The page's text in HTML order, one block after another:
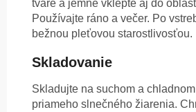
tváre a jemne vklepte aj do
Používajte ráno a večer. Po
bežnou pleťovou starostlivosťou.
Skladovanie
Skladujte na suchom a
priameho slnečného žiarenia.